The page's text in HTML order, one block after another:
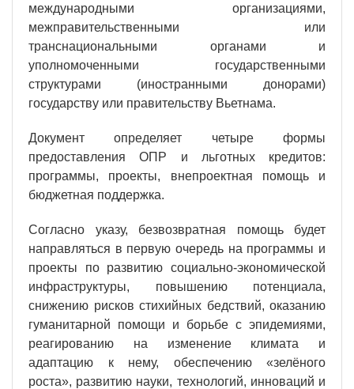
международными организациями,
межправительственными или
транснациональными органами и
уполномоченными государственными
структурами (иностранными донорами)
государству или правительству Вьетнама.
Документ определяет четыре формы
предоставления ОПР и льготных кредитов:
программы, проекты, внепроектная помощь и
бюджетная поддержка.
Согласно указу, безвозвратная помощь будет
направляться в первую очередь на программы и
проекты по развитию социально-экономической
инфраструктуры, повышению потенциала,
снижению рисков стихийных бедствий, оказанию
гуманитарной помощи и борьбе с эпидемиями,
реагированию на изменение климата и
адаптацию к нему, обеспечению «зелёного
роста», развитию науки, технологий, инноваций и